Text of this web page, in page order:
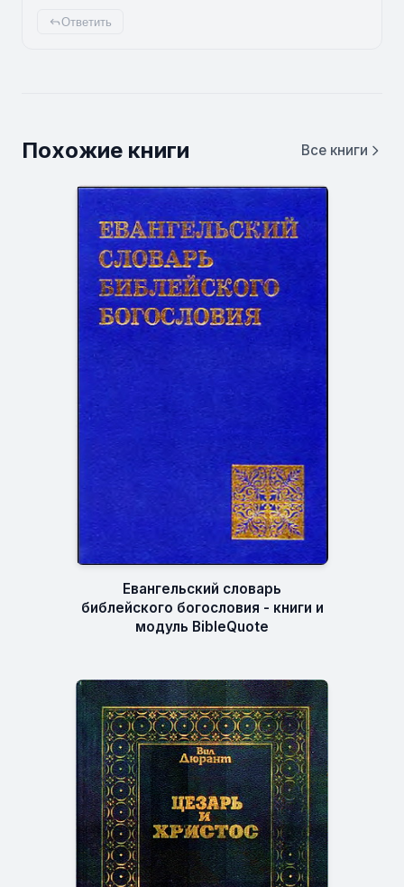
Ответить
Похожие книги Все книги
Евангельский словарь
библейского богословия - книги и
модуль BibleQuote